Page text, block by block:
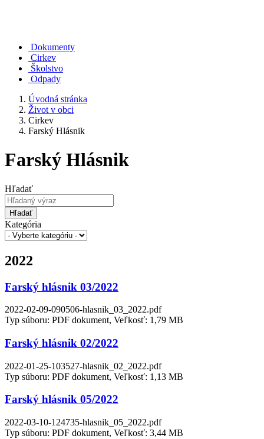
Dokumenty
Cirkev
Školstvo
Odpady
Úvodná stránka
Život v obci
Cirkev
Farský Hlásnik
Farský Hlásnik
Hľadať
Hľadať
Kategória
2022
Farský hlásnik 03/2022
2022-02-09-090506-hlasnik_03_2022.pdf
Typ súboru: PDF dokument, Veľkosť: 1,79 MB
Farský hlásnik 02/2022
2022-01-25-103527-hlasnik_02_2022.pdf
Typ súboru: PDF dokument, Veľkosť: 1,13 MB
Farský hlásnik 05/2022
2022-03-10-124735-hlasnik_05_2022.pdf
Typ súboru: PDF dokument, Veľkosť: 3,44 MB